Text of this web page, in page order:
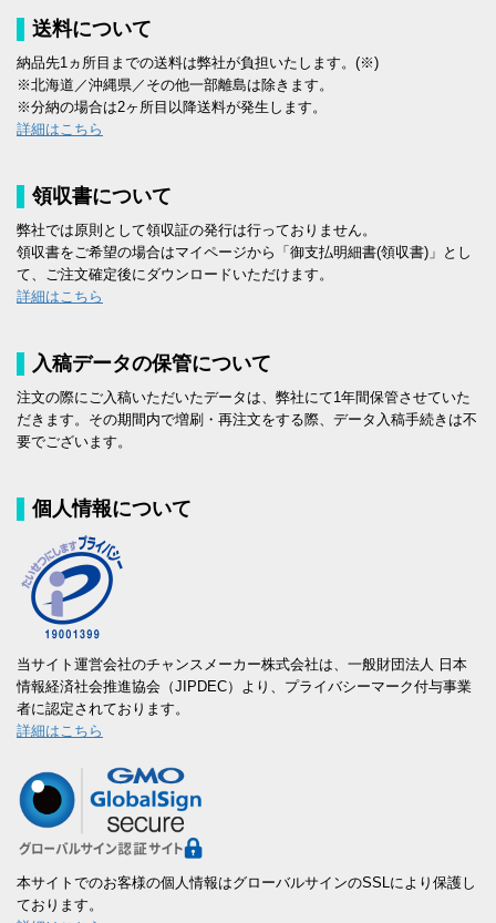
送料について
納品先1ヵ所目までの送料は弊社が負担いたします。(※)
※北海道／沖縄県／その他一部離島は除きます。
※分納の場合は2ヶ所目以降送料が発生します。
詳細はこちら
領収書について
弊社では原則として領収証の発行は行っておりません。
領収書をご希望の場合はマイページから「御支払明細書(領収書)」とし
て、ご注文確定後にダウンロードいただけます。
詳細はこちら
入稿データの保管について
注文の際にご入稿いただいたデータは、弊社にて1年間保管させていた
だきます。その期間内で増刷・再注文をする際、データ入稿手続きは不
要でございます。
個人情報について
当サイト運営会社のチャンスメーカー株式会社は、一般財団法人 日本
情報経済社会推進協会（JIPDEC）より、プライバシーマーク付与事業
者に認定されております。
詳細はこちら
本サイトでのお客様の個人情報はグローバルサインのSSLにより保護し
ております。